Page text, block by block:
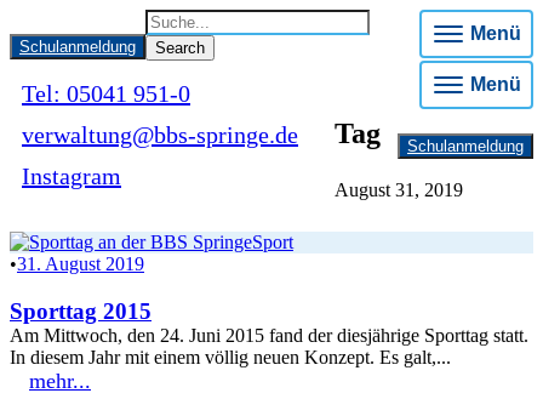
Menü
Schulanmeldung
Tel: 05041 951-0
verwaltung@bbs-springe.de
Instagram
Menü
Schulanmeldung
Tag
August 31, 2019
Sport
•31. August 2019
Sporttag 2015
Am Mittwoch, den 24. Juni 2015 fand der diesjährige Sporttag statt.
In diesem Jahr mit einem völlig neuen Konzept. Es galt,...
mehr...